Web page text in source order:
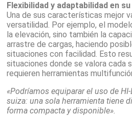
Flexibilidad y adaptabilidad en
Una de sus características mejor
versatilidad. Por ejemplo, el
la elevación, sino también la
arrastre de cargas, haciendo
situaciones con facilidad. Esto
situaciones donde se valora cada
requieren herramientas
«Podríamos equiparar el uso de
suiza: una sola herramienta tiene
forma compacta y disponible».